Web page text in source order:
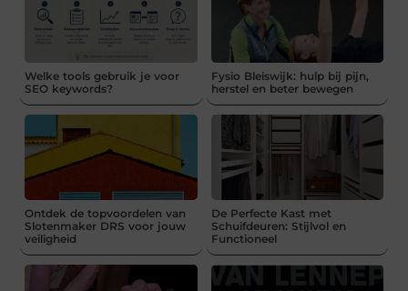
Welke tools gebruik je voor
SEO keywords?
Fysio Bleiswijk: hulp bij pijn,
herstel en beter bewegen
Ontdek de topvoordelen van
Slotenmaker DRS voor jouw
veiligheid
De Perfecte Kast met
Schuifdeuren: Stijlvol en
Functioneel